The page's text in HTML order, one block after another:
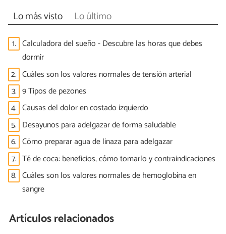
Lo más visto Lo último
1. Calculadora del sueño - Descubre las horas que debes
dormir
2. Cuáles son los valores normales de tensión arterial
3. 9 Tipos de pezones
4. Causas del dolor en costado izquierdo
5. Desayunos para adelgazar de forma saludable
6. Cómo preparar agua de linaza para adelgazar
7. Té de coca: beneficios, cómo tomarlo y contraindicaciones
8. Cuáles son los valores normales de hemoglobina en
sangre
Artículos relacionados